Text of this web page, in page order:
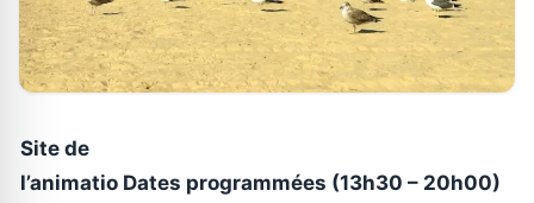
Site de
l’animatio Dates programmées (13h30 – 20h00)